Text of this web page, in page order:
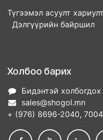
Түгээмэл асуулт
Дэлгүүрийн
Холбоо барих
Бидэнтэй холбогдох
sales@shogol.mn
+ (976) 8696-2040,